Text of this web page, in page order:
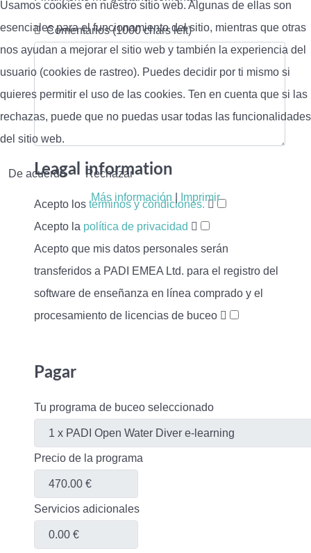
Comentarios(1000 chars left)
Leagal information
Acepto los terminos y condiciones.
Acepto la política de privacidad
Acepto que mis datos personales serán
transferidos a PADI EMEA Ltd. para el registro del
software de enseñanza en línea comprado y el
procesamiento de licencias de buceo
Pagar
Tu programa de buceo seleccionado
Precio de la programa
Servicios adicionales
Usamos cookies en nuestro sitio web. Algunas de ellas son
esenciales para el funcionamiento del sitio, mientras que otras
nos ayudan a mejorar el sitio web y también la experiencia del
usuario (cookies de rastreo). Puedes decidir por ti mismo si
quieres permitir el uso de las cookies. Ten en cuenta que si las
rechazas, puede que no puedas usar todas las funcionalidades
del sitio web.
De acuerdo
Rechazar
Más información | Imprimir